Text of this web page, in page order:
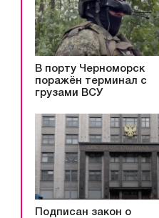
В порту Черноморск
поражён терминал с
грузами ВСУ
Подписан закон о